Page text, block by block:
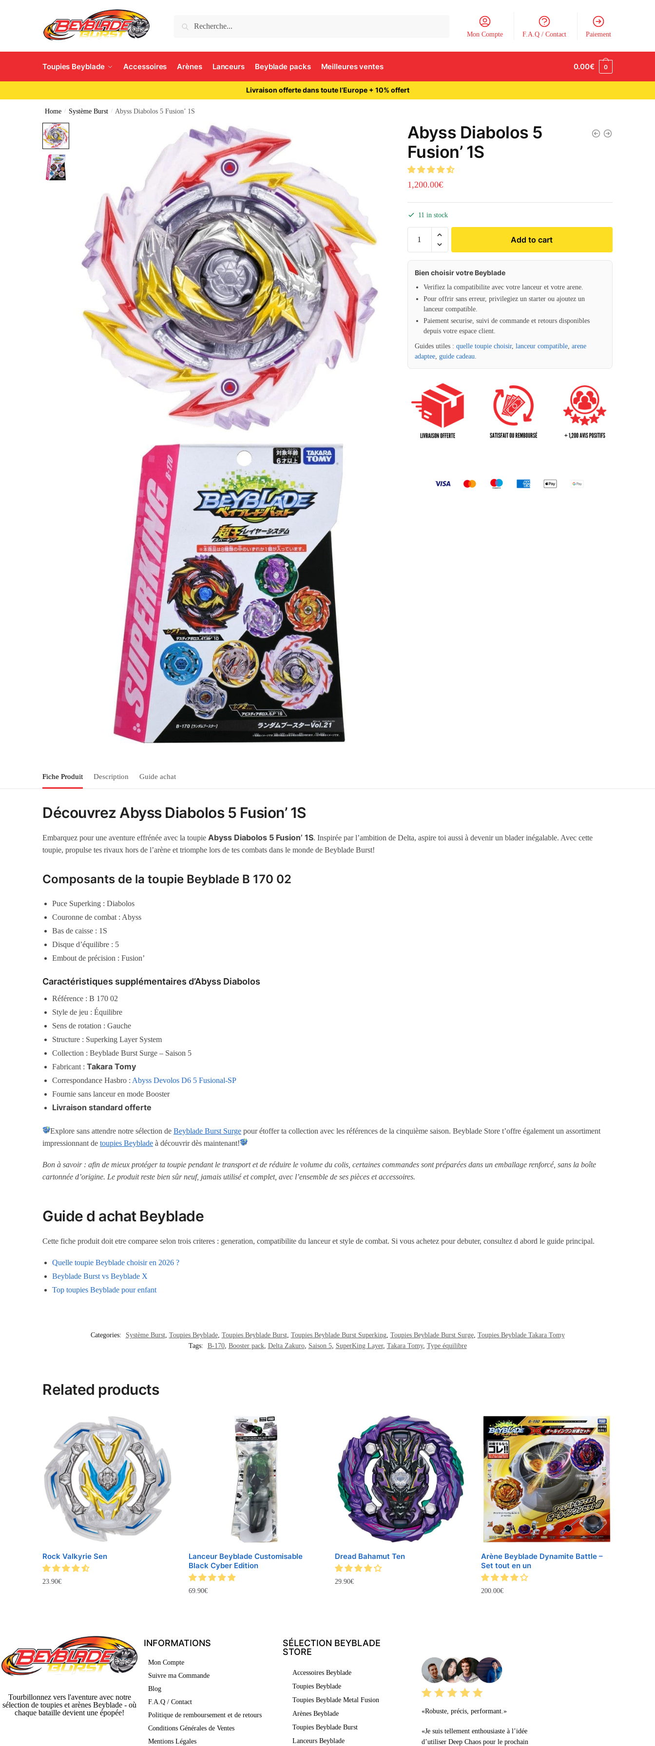
Search
Mon Compte F.A.Q / Contact Paiement
Toupies Beyblade Accessoires Arènes Lanceurs Beyblade packs Meilleures ventes 0.00€ 0
Livraison offerte dans toute l’Europe + 10% offert
Home / Système Burst / Abyss Diabolos 5 Fusion’ 1S
Abyss Diabolos 5
Fusion’ 1S
1,200.00€
11 in stock
Add to cart
Bien choisir votre Beyblade
Verifiez la compatibilite avec votre lanceur et votre arene.
Pour offrir sans erreur, privilegiez un starter ou ajoutez un
lanceur compatible.
Paiement securise, suivi de commande et retours disponibles
depuis votre espace client.
Guides utiles : quelle toupie choisir, lanceur compatible, arene
adaptee, guide cadeau
Fiche Produit Description Guide achat
Découvrez Abyss Diabolos 5 Fusion’ 1S
Embarquez pour une aventure effrénée avec la toupie Abyss Diabolos 5 Fusion’ 1S. Inspirée par l’ambition de Delta, aspire toi aussi à devenir un blader inégalable. Avec cette
toupie, propulse tes rivaux hors de l’arène et triomphe lors de tes combats dans le monde de Beyblade Burst!
Composants de la toupie Beyblade B 170 02
Puce Superking : Diabolos
Couronne de combat : Abyss
Bas de caisse : 1S
Disque d’équilibre : 5
Embout de précision : Fusion’
Caractéristiques supplémentaires d’Abyss Diabolos
Référence : B 170 02
Style de jeu : Équilibre
Sens de rotation : Gauche
Structure : Superking Layer System
Collection : Beyblade Burst Surge – Saison 5
Fabricant :Takara Tomy
Correspondance Hasbro : Abyss Devolos D6 5 Fusional-SP
Fournie sans lanceur en mode Booster
Livraison standard offerte
Explore sans attendre notre sélection deBeyblade Burst Surge pour étoffer ta collection avec les références de la cinquième saison. Beyblade Store t’offre également un assortiment
impressionnant detoupies Beyblade à découvrir dès maintenant!
Bon à savoir : afin de mieux protéger ta toupie pendant le transport et de réduire le volume du colis, certaines commandes sont préparées dans un emballage renforcé, sans la boîte
cartonnée d’origine. Le produit reste bien sûr neuf, jamais utilisé et complet, avec l’ensemble de ses pièces et accessoires.
Guide d achat Beyblade
Cette fiche produit doit etre comparee selon trois criteres : generation, compatibilite du lanceur et style de combat. Si vous achetez pour debuter, consultez d abord le guide principal.
Quelle toupie Beyblade choisir en 2026 ?
Beyblade Burst vs Beyblade X
Top toupies Beyblade pour enfant
Categories: Système Burst, Toupies Beyblade, Toupies Beyblade Burst, Toupies Beyblade Burst Superking, Toupies Beyblade Burst Surge, Toupies Beyblade Takara Tomy
Tags:
B-170, Booster pack, Delta Zakuro, Saison 5, SuperKing Layer, Takara Tomy, Type équilibre
Related products
Rock Valkyrie Sen
23.90€
Lanceur Beyblade Customisable
Black Cyber Edition
69.90€
Dread Bahamut Ten
29.90€
Arène Beyblade Dynamite Battle –
Set tout en un
200.00€
Tourbillonnez vers l'aventure avec notre
sélection de toupies et arènes Beyblade - où
chaque bataille devient une épopée!
INFORMATIONS
Mon Compte
Suivre ma Commande
Blog
F.A.Q / Contact
Politique de remboursement et de retours
Conditions Générales de Ventes
Mentions Légales
SÉLECTION BEYBLADE
STORE
Accessoires Beyblade
Toupies Beyblade
Toupies Beyblade Metal Fusion
Arènes Beyblade
Toupies Beyblade Burst
Lanceurs Beyblade
«Robuste, précis, performant.»
«Je suis tellement enthousiaste à l’idée
d’utiliser Deep Chaos pour le prochain